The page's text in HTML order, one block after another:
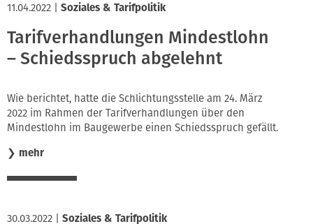
11.04.2022 Soziales & Tarifpolitik
Tarifverhandlungen Mindestlohn
– Schiedsspruch abgelehnt
Wie berichtet, hatte die Schlichtungsstelle am 24. März
2022 im Rahmen der Tarifverhandlungen über den
Mindestlohn im Baugewerbe einen Schiedsspruch gefällt.
❯ mehr
30.03.2022 Soziales & Tarifpolitik